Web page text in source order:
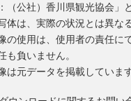
（公社）香川県観光協会」
体は、実際の状況とは異な
の使用は、使用者の責任に
も負いません。
は元データを掲載していま